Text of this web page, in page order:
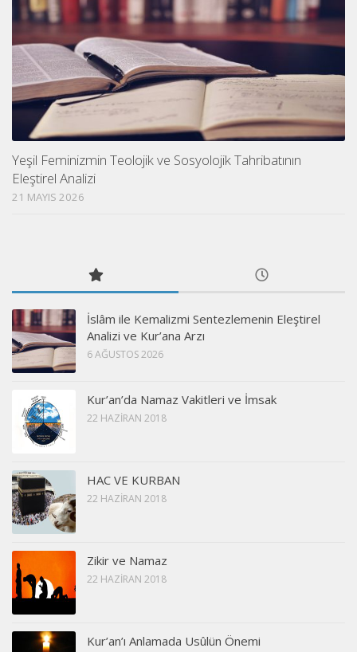
Yeşil Feminizmin Teolojik ve Sosyolojik Tahribatının
Eleştirel Analizi
21 MAYIS 2026
İslâm ile Kemalizmi Sentezlemenin Eleştirel
Analizi ve Kur’ana Arzı
6 AĞUSTOS 2026
Kur’an’da Namaz Vakitleri ve İmsak
22 HAZIRAN 2018
HAC VE KURBAN
22 HAZIRAN 2018
Zikir ve Namaz
22 HAZIRAN 2018
Kur’an’ı Anlamada Usûlün Önemi